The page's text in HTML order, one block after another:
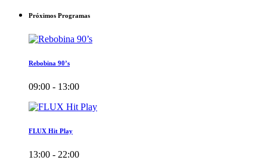
Próximos Programas
Rebobina 90’s
09:00 - 13:00
FLUX Hit Play
13:00 - 22:00